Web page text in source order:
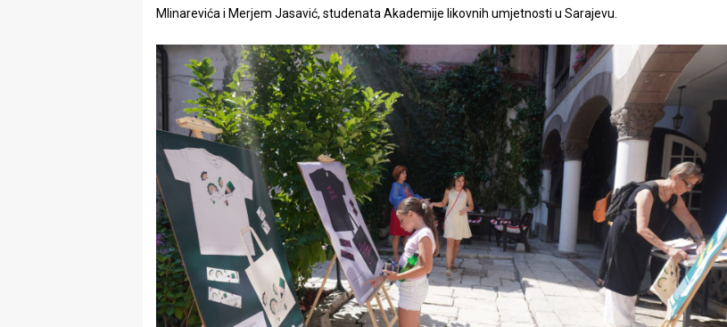
Mlinarevića i Merjem Jasavić, studenata Akademije likovnih umjetnosti u Sarajevu.